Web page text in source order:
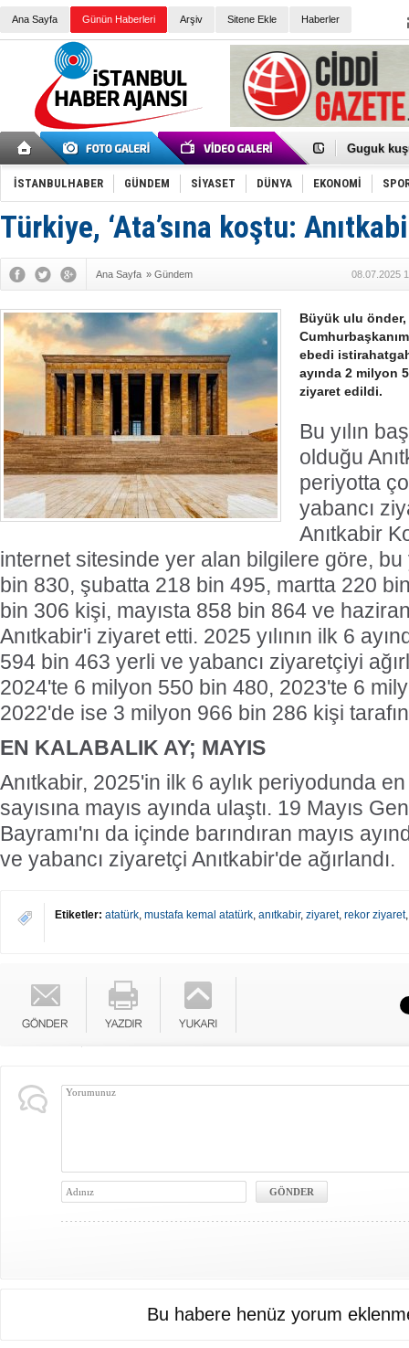
Ana Sayfa Günün Haberleri Arşiv Sitene Ekle Haberler
Türk
Guguk
Sneaker
Erkek
Tommy
Yeri
Ceza
Kayyum
Erdoğan:
İtalyan
Ece
3
İSTANBULHABER GÜNDEM SİYASET DÜNYA EKONOMİ
Türkiye, ‘Ata’sına koştu:
Ana Sayfa » Gündem 08.07.2025
Büyük ulu
ebedi
ayında 2 milyon
ziyaret edildi.
Bu yılın
olduğu
periyotta
yabancı
Anıtkabir
internet sitesinde yer alan bilgilere göre, bu
bin 830, şubatta 218 bin 495, martta 220
bin 306 kişi, mayısta 858 bin 864 ve
Anıtkabir'i ziyaret etti. 2025 yılının ilk 6
594 bin 463 yerli ve yabancı ziyaretçiyi
2024'te 6 milyon 550 bin 480, 2023'te 6
2022'de ise 3 milyon 966 bin 286 kişi
EN KALABALIK AY; MAYIS
Anıtkabir, 2025'in ilk 6 aylık periyodunda
sayısına mayıs ayında ulaştı. 19 Mayıs
Bayramı'nı da içinde barındıran mayıs
ve yabancı ziyaretçi Anıtkabir'de ağırlandı.
Etiketler: atatürk, mustafa kemal atatürk, anıtkabir, ziyaret, rekor ziyaret
Bu habere henüz yorum